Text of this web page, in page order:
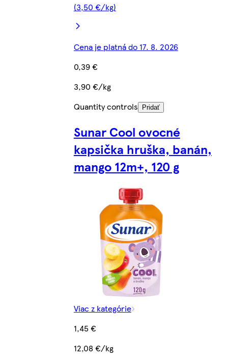
(3,50 €/kg)
Cena je platná do 17. 8. 2026
0,39 €
3,90 €/kg
Quantity controls
Pridať
Sunar Cool ovocné
kapsička hruška, banán,
mango 12m+, 120 g
Viac z kategórie
1,45 €
12,08 €/kg